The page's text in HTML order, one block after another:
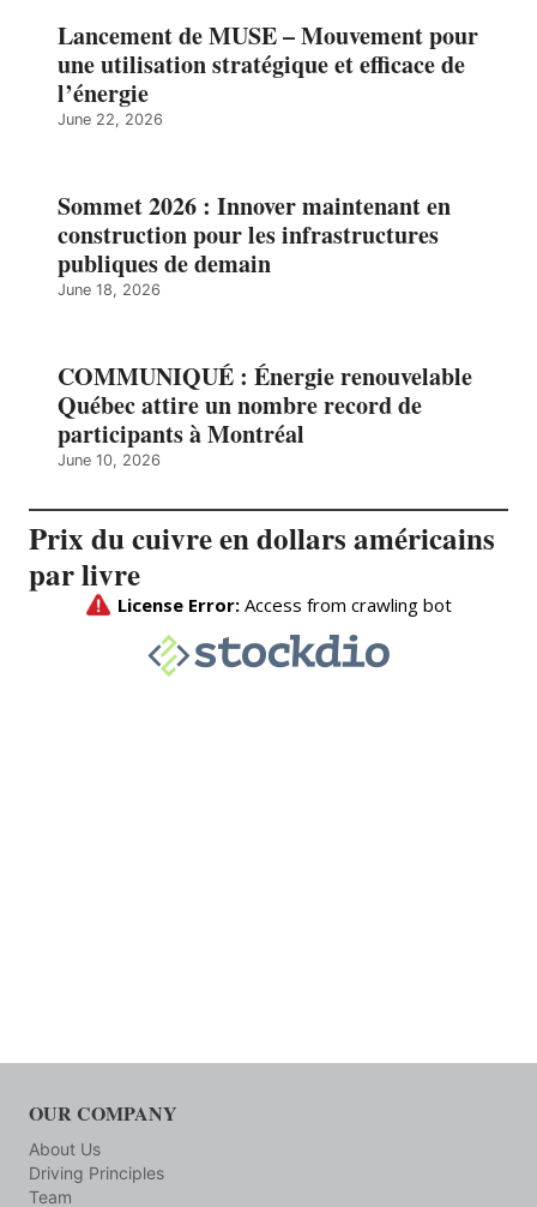
Lancement de MUSE – Mouvement pour
une utilisation stratégique et efficace de
l’énergie
June 22, 2026
Sommet 2026 : Innover maintenant en
construction pour les infrastructures
publiques de demain
June 18, 2026
COMMUNIQUÉ : Énergie renouvelable
Québec attire un nombre record de
participants à Montréal
June 10, 2026
Prix du cuivre en dollars américains
par livre
OUR COMPANY
About Us
Driving Principles
Team